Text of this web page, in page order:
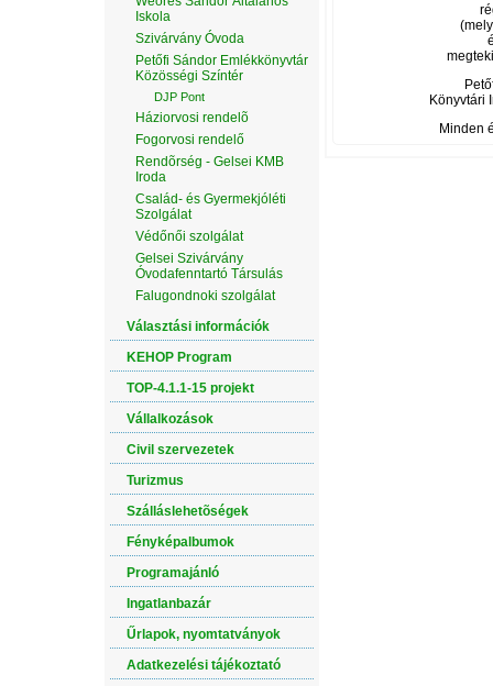
Iskola
Szivárvány Óvoda
Petőfi Sándor Emlékkönyvtár
Közösségi Színtér
DJP Pont
Háziorvosi rendelõ
Fogorvosi rendelő
Rendõrség - Gelsei KMB
Iroda
Család- és Gyermekjóléti
Szolgálat
Védőnői szolgálat
Gelsei Szivárvány
Óvodafenntartó Társulás
Falugondnoki szolgálat
Választási információk
KEHOP Program
TOP-4.1.1-15 projekt
Vállalkozások
Civil szervezetek
Turizmus
Szálláslehetõségek
Fényképalbumok
Programajánló
Ingatlanbazár
Űrlapok, nyomtatványok
Adatkezelési tájékoztató
Könyvtári
Minden